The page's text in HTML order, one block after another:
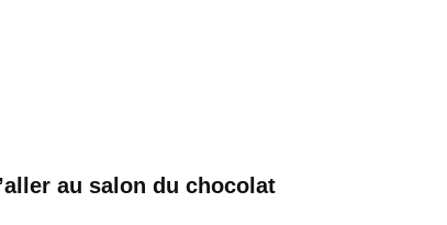
au salon du chocolat